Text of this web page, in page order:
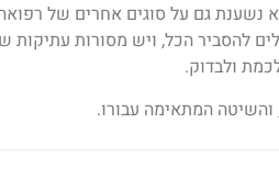
נשענת גם על סוגים אחרים של
להסביר הכל, ויש מסורות
ולבדוק.
המתאימה עבורו.